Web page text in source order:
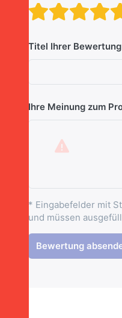
Titel Ihrer Bewertung
Ihre Meinung zum
* Eingabefelder mit
und müssen
Bewertung